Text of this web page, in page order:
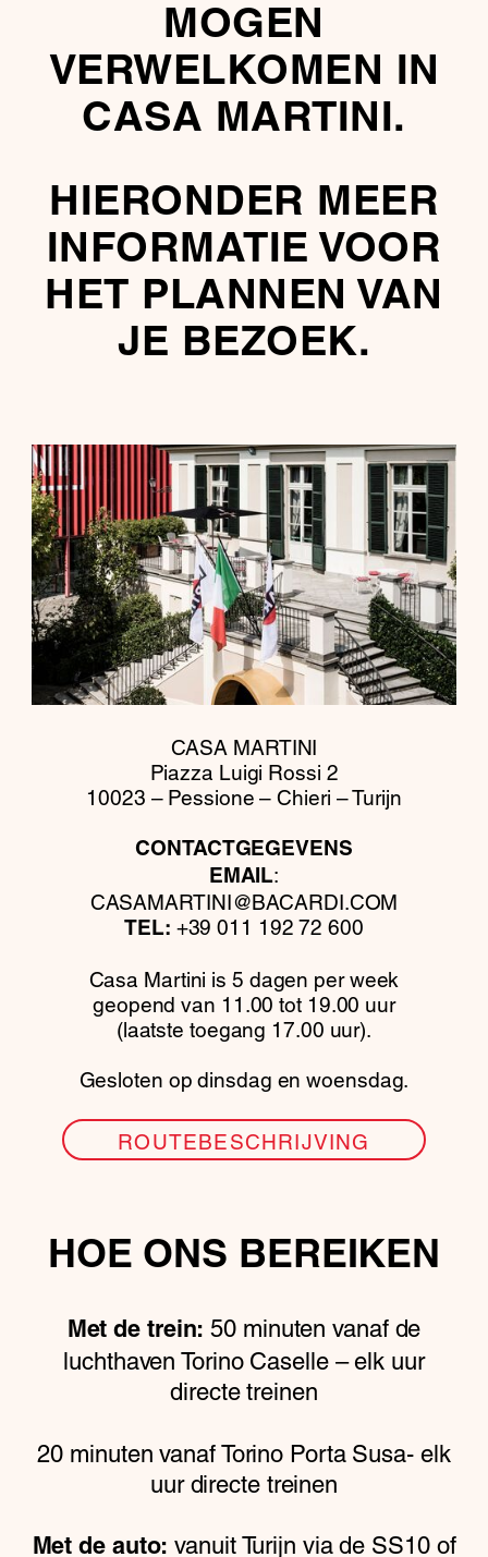
MOGEN
VERWELKOMEN IN
CASA MARTINI.
HIERONDER MEER
INFORMATIE VOOR
HET PLANNEN VAN
JE BEZOEK.
CASA MARTINI
Piazza Luigi Rossi 2
10023 – Pessione – Chieri – Turijn
CONTACTGEGEVENS
EMAIL:
CASAMARTINI@BACARDI.COM
TEL: +39 011 192 72 600
Casa Martini is 5 dagen per week
geopend van 11.00 tot 19.00 uur
(laatste toegang 17.00 uur).
Gesloten op dinsdag en woensdag.
ROUTEBESCHRIJVING
HOE ONS BEREIKEN
Met de trein: 50 minuten vanaf de
luchthaven Torino Caselle – elk uur
directe treinen
20 minuten vanaf Torino Porta Susa- elk
uur directe treinen
Met de auto: vanuit Turijn via de SS10 of